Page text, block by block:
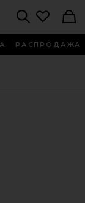
РАСПРОДАЖА
SLEEP